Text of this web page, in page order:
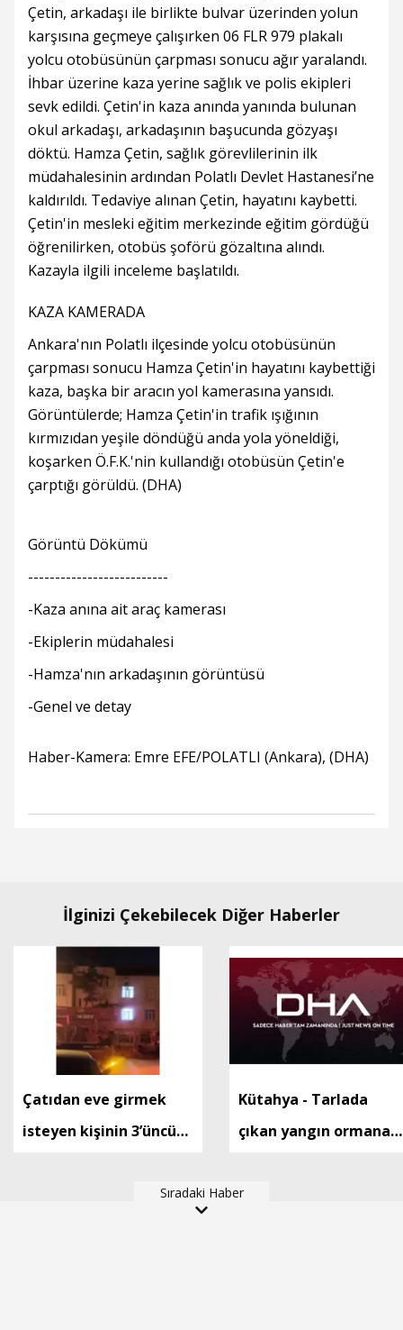
Çetin, arkadaşı ile birlikte bulvar üzerinden yolun
karşısına geçmeye çalışırken 06 FLR 979 plakalı
yolcu otobüsünün çarpması sonucu ağır yaralandı.
İhbar üzerine kaza yerine sağlık ve polis ekipleri
sevk edildi. Çetin'in kaza anında yanında bulunan
okul arkadaşı, arkadaşının başucunda gözyaşı
döktü. Hamza Çetin, sağlık görevlilerinin ilk
müdahalesinin ardından Polatlı Devlet Hastanesi’ne
kaldırıldı. Tedaviye alınan Çetin, hayatını kaybetti.
Çetin'in mesleki eğitim merkezinde eğitim gördüğü
öğrenilirken, otobüs şoförü gözaltına alındı.
Kazayla ilgili inceleme başlatıldı.
KAZA KAMERADA
Ankara'nın Polatlı ilçesinde yolcu otobüsünün
çarpması sonucu Hamza Çetin'in hayatını kaybettiği
kaza, başka bir aracın yol kamerasına yansıdı.
Görüntülerde; Hamza Çetin'in trafik ışığının
kırmızıdan yeşile döndüğü anda yola yöneldiği,
koşarken Ö.F.K.'nin kullandığı otobüsün Çetin'e
çarptığı görüldü. (DHA)
Görüntü Dökümü
--------------------------
-Kaza anına ait araç kamerası
-Ekiplerin müdahalesi
-Hamza'nın arkadaşının görüntüsü
-Genel ve detay
Haber-Kamera: Emre EFE/POLATLI (Ankara), (DHA)
İlginizi Çekebilecek Diğer Haberler
Çatıdan eve girmek
isteyen kişinin 3’üncü
görüntüsü ortaya çıktı
Kütahya - Tarlada
çıkan yangın ormana
Sıradaki Haber